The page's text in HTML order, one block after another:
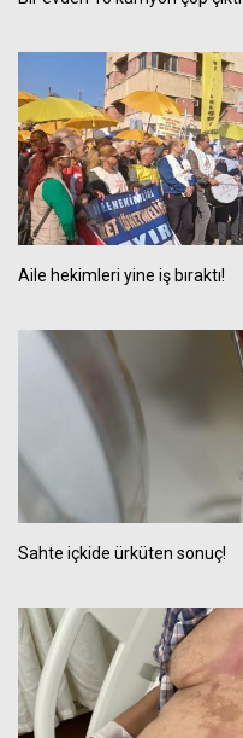
Aile hekimleri yine iş bıraktı!
Sahte içkide ürküten sonuç!